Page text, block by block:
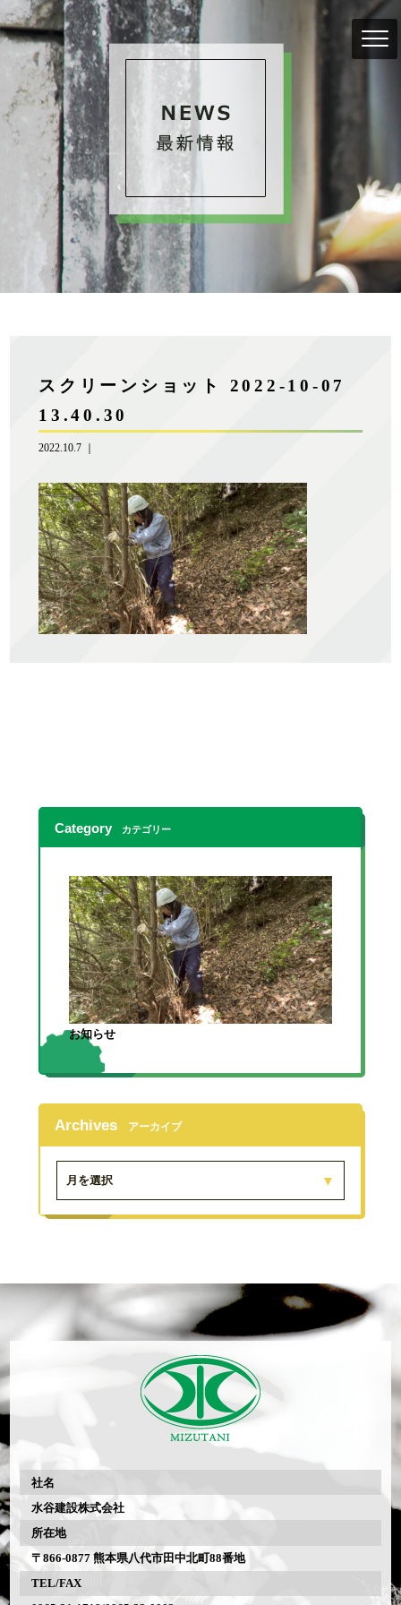
スクリーンショット 2022-10-07
13.40.30
2022.10.7 ｜
Category カテゴリー
お知らせ
Archives アーカイブ
月を選択
社名
水谷建設株式会社
所在地
〒866-0877 熊本県八代市田中北町88番地
TEL/FAX